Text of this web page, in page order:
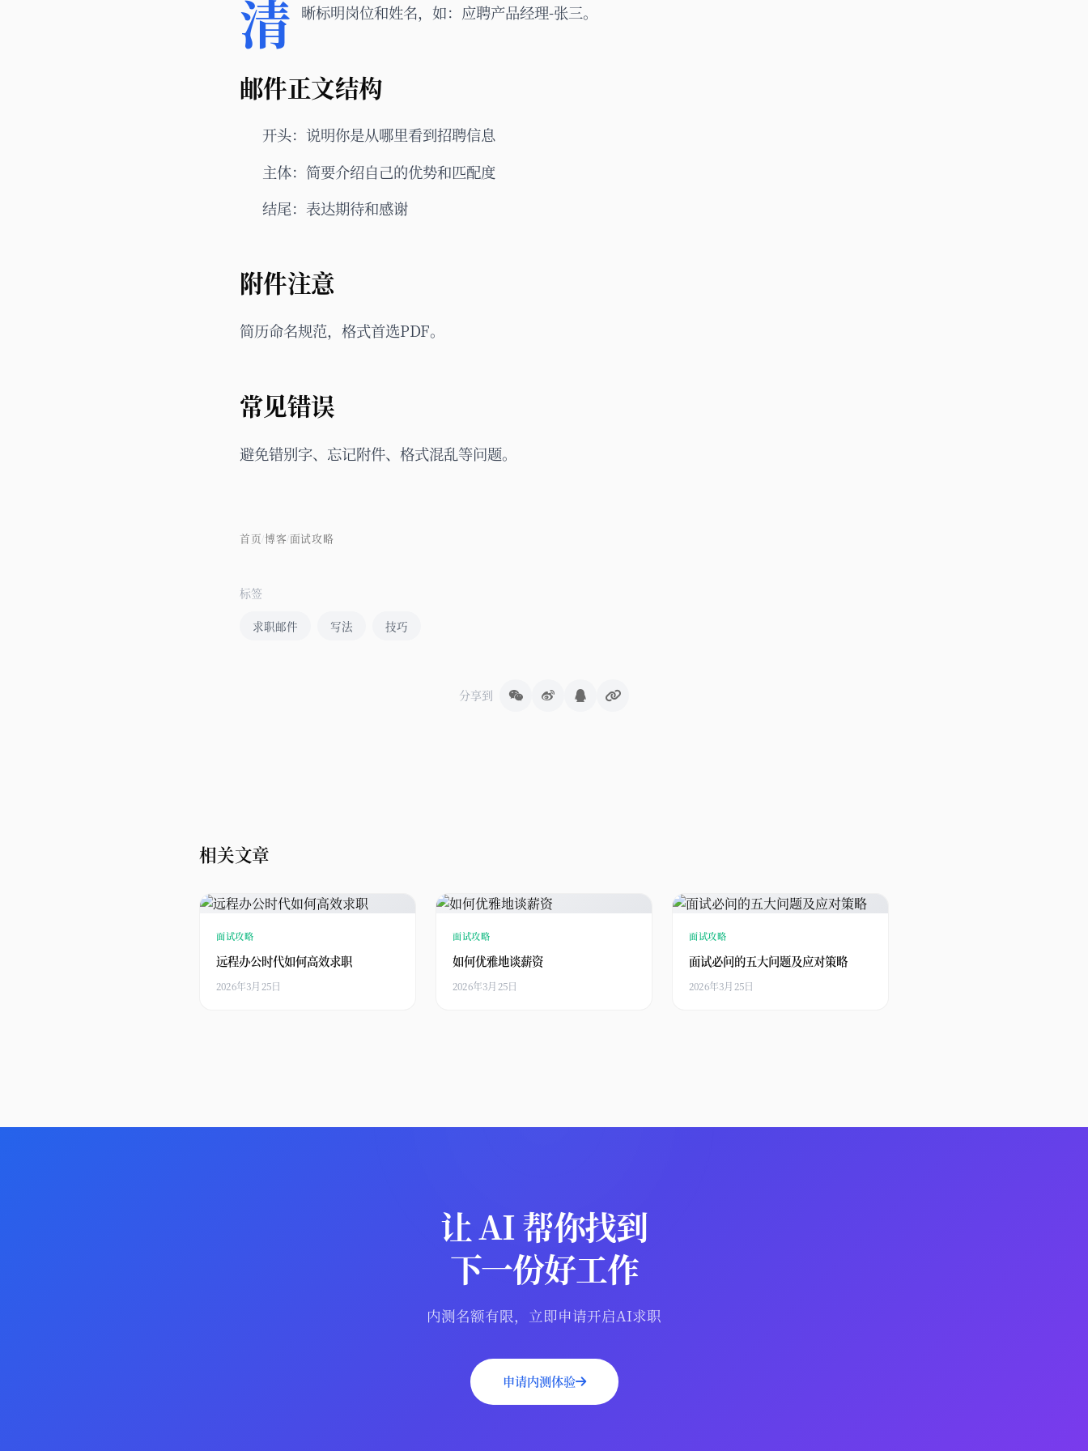
清 晰标明岗位和姓名，如：应聘产品经理-张三。
邮件正文结构
开头：说明你是从哪里看到招聘信息
主体：简要介绍自己的优势和匹配度
结尾：表达期待和感谢
附件注意
简历命名规范，格式首选PDF。
常见错误
避免错别字、忘记附件、格式混乱等问题。
首页 博客 面试攻略
标签
求职邮件 写法 技巧
分享到
相关文章
面试攻略
远程办公时代如何高效求职
2026年3月25日
面试攻略
如何优雅地谈薪资
2026年3月25日
面试攻略
面试必问的五大问题及应对策略
2026年3月25日
让 AI 帮你找到
下一份好工作
内测名额有限，立即申请开启AI求职
申请内测体验